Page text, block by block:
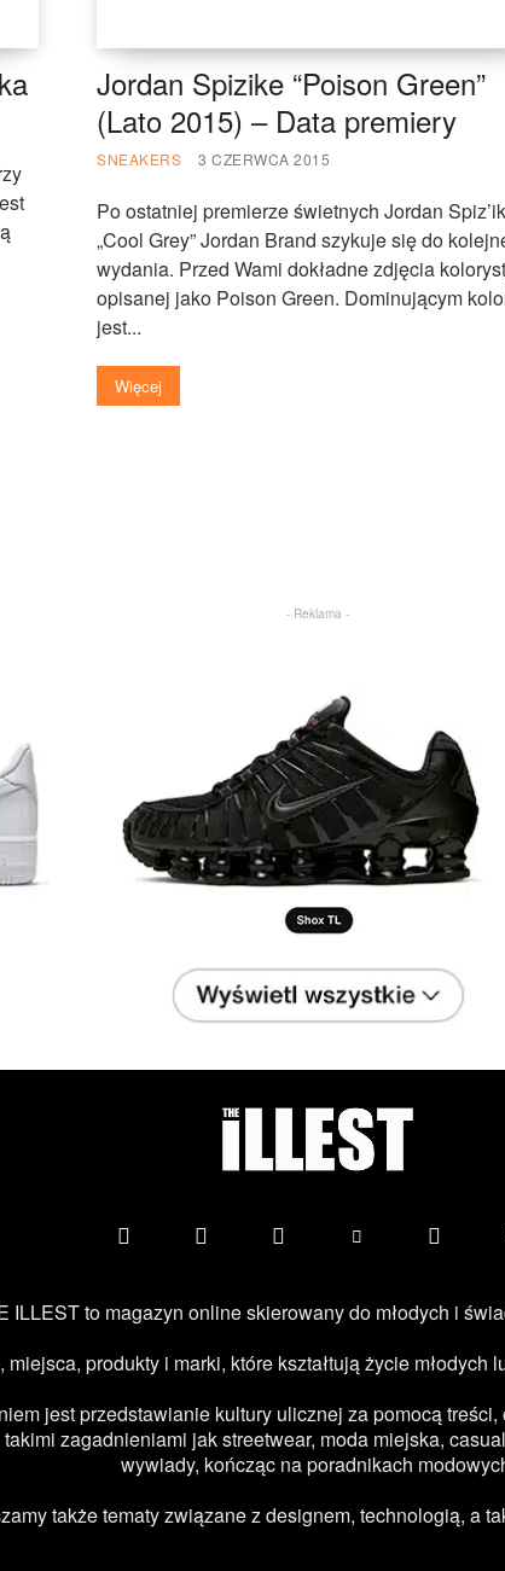
Jordan Spizike “Poison Green”
(Lato 2015) – Data premiery
SNEAKERS 3 CZERWCA 2015
Po ostatniej premierze świetnych Jordan
„Cool Grey” Jordan Brand szykuje się do
wydania. Przed Wami dokładne zdjęcia
opisanej jako Poison Green. Dominującym
jest...
Więcej
- Reklama -
ILLEST to magazyn online skierowany do młodych i
produkty i marki, które kształtują życie
jest przedstawianie kultury ulicznej za pomocą
zagadnieniami jak streetwear, moda miejska,
wywiady, kończąc na poradnikach
także tematy związane z designem, technologią, a